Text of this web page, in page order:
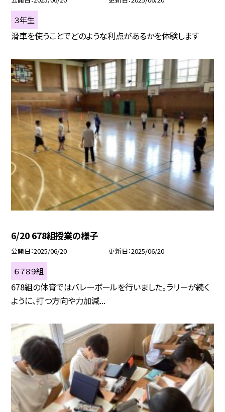
３年生
滑車を使うことでどのような利点があるかを体験します
6/20 678組授業の様子
公開日 2025/06/20 更新日 2025/06/20
６７８９組
678組の体育ではバレーボールを行いました。ラリーが続く
ように、打つ方向や力加減...